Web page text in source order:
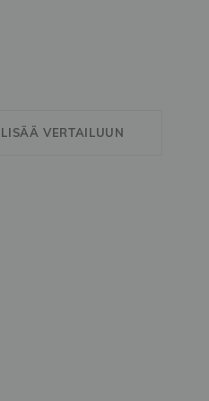
LISÄÄ VERTAILUUN